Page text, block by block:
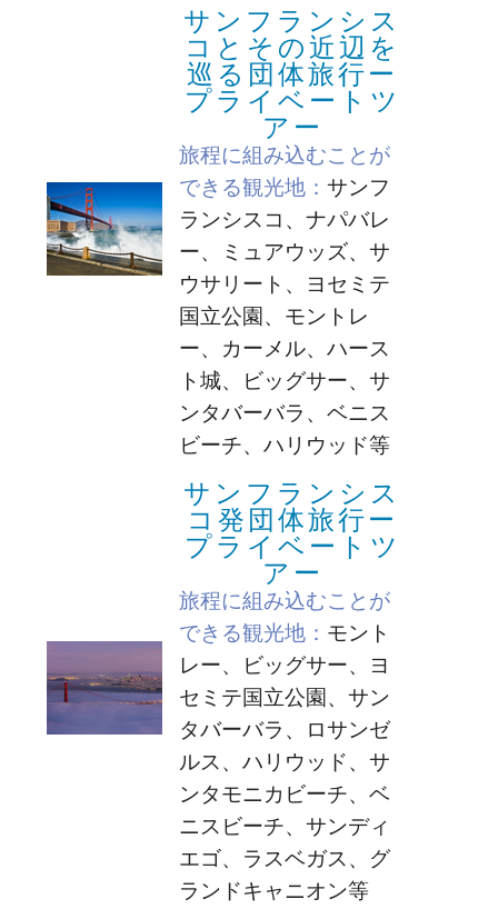
サンフランシス
コとその近辺を
巡る団体旅行ー
プライベートツ
アー
旅程に組み込むことが
できる観光地：サンフ
ランシスコ、ナパバレ
ー、ミュアウッズ、サ
ウサリート、ヨセミテ
国立公園、モントレ
ー、カーメル、ハース
ト城、ビッグサー、サ
ンタバーバラ、ベニス
ビーチ、ハリウッド等
サンフランシス
コ発団体旅行ー
プライベートツ
アー
旅程に組み込むことが
できる観光地： モント
レー、ビッグサー、ヨ
セミテ国立公園、サン
タバーバラ、ロサンゼ
ルス、ハリウッド、サ
ンタモニカビーチ、ベ
ニスビーチ、サンディ
エゴ、ラスベガス、グ
ランドキャニオン等